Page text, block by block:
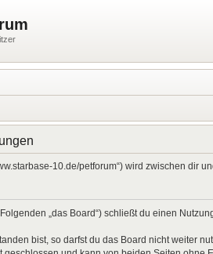
10.de/petforum“) wird zwischen
„das Board“) schließt du einen
bist, so darfst du das Board nicht weiter